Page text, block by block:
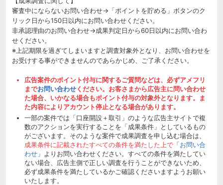
審査中にならないお問い合わせ→「ポイントを貯める」ボタンのク
リック日から150日以内にお問い合わせください。
非承認理由のお問い合わせ→成果判定日から60日以内にお問い合わ
せください。
※上記期限を過ぎてしまいますと調査対象外となり、お問い合わせを
お受けする事ができませんのであらかじめ、ご了承ください。
広告案件のポイント付与に関するご質問などは、必ずアメフリ
までお問い合わせください。お客さまから広告主に問い合わせ
た場合、いかなる場合もポイント付与の対象外となります。ま
た内容によりアカウント停止となる場合があります。
一部の案件では「口座開設＋取引」のような広告主サイトで複
数のアクションを実行することを「成果条件」としているもの
がございます。そのような案件で成果調査を申し込む場合は、
成果条件に記載されたすべての条件を満たした上で「お問い合
わせ」よりお問い合わせください。すべての条件を満たしてい
ない場合、広告主側で正しい調査を行うことができないため、
必ず成果条件を満たしているかご確認くださいますようお願い
いたします。